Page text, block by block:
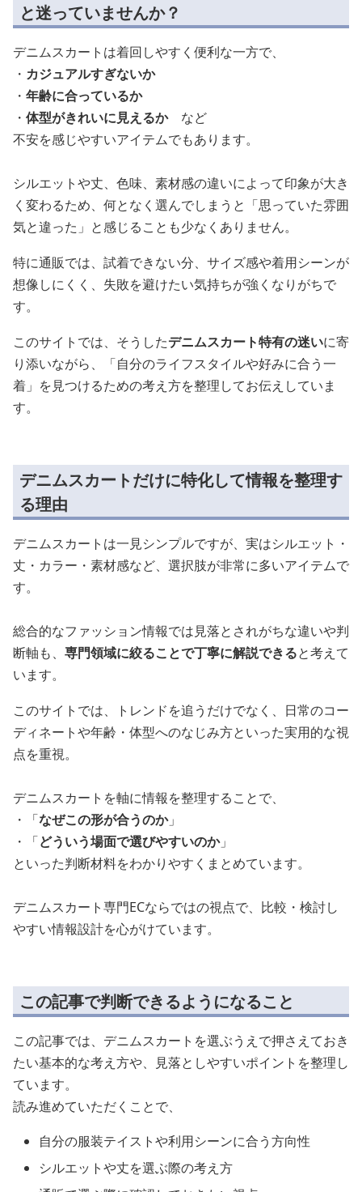
と迷っていませんか？
デニムスカートは着回しやすく便利な一方で、
・ カジュアルすぎないか
・ 年齢に合っているか
・ 体型がきれいに見えるかなど
不安を感じやすいアイテムでもあります。
シルエットや丈、色味、素材感の違いによって印象が大き
く変わるため、何となく選んでしまうと「思っていた雰囲
気と違った」と感じることも少なくありません。
特に通販では、試着できない分、サイズ感や着用シーンが
想像しにくく、失敗を避けたい気持ちが強くなりがちで
す。
このサイトでは、そうしたデニムスカート特有の迷いに寄
り添いながら、「自分のライフスタイルや好みに合う一
着」を見つけるための考え方を整理してお伝えしていま
す。
デニムスカートだけに特化して情報を整理す
る理由
デニムスカートは一見シンプルですが、実はシルエット・
丈・カラー・素材感など、選択肢が非常に多いアイテムで
す。
総合的なファッション情報では見落とされがちな違いや判
断軸も、 専門領域に絞ることで丁寧に解説できると考えて
います。
このサイトでは、トレンドを追うだけでなく、日常のコー
ディネートや年齢・体型へのなじみ方といった実用的な視
点を重視。
デニムスカートを軸に情報を整理することで、
・「なぜこの形が合うのか」
・「どういう場面で選びやすいのか」
といった判断材料をわかりやすくまとめています。
デニムスカート専門ECならではの視点で、比較・検討し
やすい情報設計を心がけています。
この記事で判断できるようになること
この記事では、デニムスカートを選ぶうえで押さえておき
たい基本的な考え方や、見落としやすいポイントを整理し
ています。
読み進めていただくことで、
自分の服装テイストや利用シーンに合う方向性
シルエットや丈を選ぶ際の考え方